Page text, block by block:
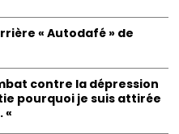
« Autodafé » de
contre la dépression
pourquoi je suis attirée
«